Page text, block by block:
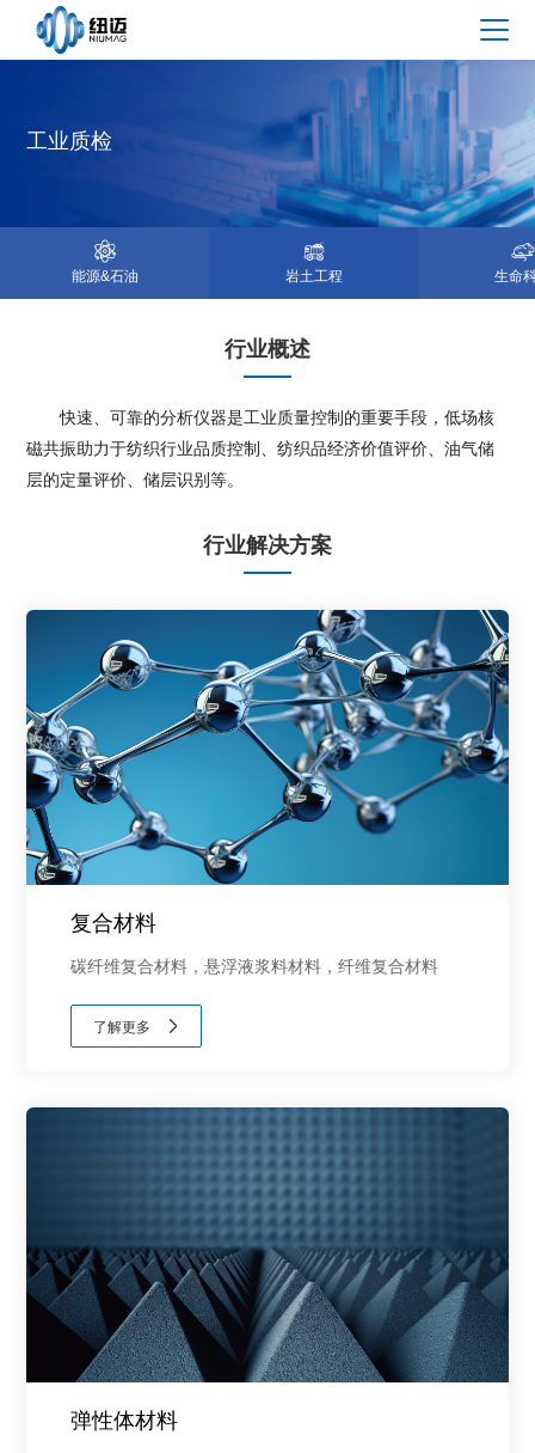
工业质检
能源&石油 岩土工程 生命
行业概述
快速、可靠的分析仪器是工业质量控制的重要手段，低场核
磁共振助力于纺织行业品质控制、纺织品经济价值评价、油气储
层的定量评价、储层识别等。
行业解决方案
复合材料
碳纤维复合材料，悬浮液浆料材料，纤维复合材料
了解更多
弹性体材料